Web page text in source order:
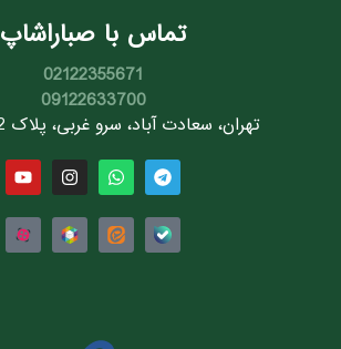
تماس با صباراشاپ
02122355671
09122633700
تهران، سعادت آباد، سرو غربی، پلاک 72، واحد 4